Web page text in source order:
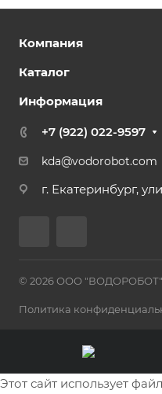
Компания
Каталог
Информация
+7 (922) 022-9597
kda@vodorobot.com
г. Екатеринбург,
© 2026 ООО "ВОДОРОБОТ"
Политика
Этот сайт использует